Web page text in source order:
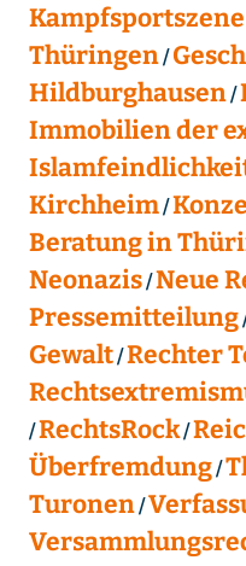
Kampfsportszene
Thüringen
Hildburghausen
Immobilien der
Kirchheim
Beratung in
Neonazis Neue
Pressemitteilung
Gewalt Rechter
RechtsRock
Überfremdung
Turonen